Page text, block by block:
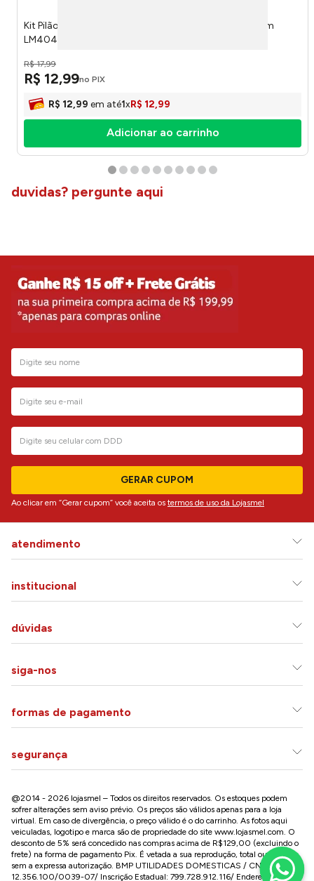
Kit Pilão com Socador Sortido Plástico PP 10x10x9,5cm
LM4041IDE - honeyhome
R$ 17,99
R$ 12,99no PIX
R$ 12,99 em até1xR$ 12,99
Adicionar ao carrinho
duvidas? pergunte aqui
GERAR CUPOM
Ao clicar em “Gerar cupom” você aceita os termos de uso da Lojasmel
atendimento
institucional
dúvidas
siga-nos
formas de pagamento
segurança
@2014 - 2026 lojasmel – Todos os direitos reservados. Os estoques podem
sofrer alterações sem aviso prévio. Os preços são válidos apenas para a loja
virtual. Em caso de divergência, o preço válido é o do carrinho. As fotos aqui
veiculadas, logotipo e marca são de propriedade do site www.lojasmel.com. O
desconto de 5% será concedido nas compras acima de R$129,00 (excluindo o
frete) na forma de pagamento Pix. É vetada a sua reprodução, total ou parcial,
sem a expressa autorização. BMP UTILIDADES DOMESTICAS / CNPJ:
12.356.100/0039-07/ Inscrição Estadual: 799.728.912.116/ Endereço: R José